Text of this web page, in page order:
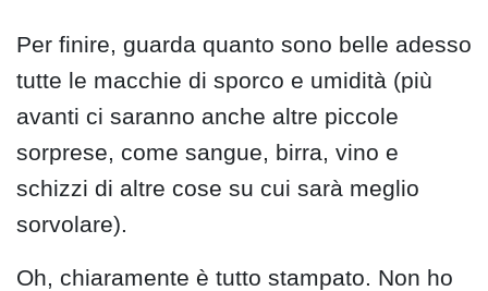
Per finire, guarda quanto sono belle adesso
tutte le macchie di sporco e umidità (più
avanti ci saranno anche altre piccole
sorprese, come sangue, birra, vino e
schizzi di altre cose su cui sarà meglio
sorvolare).
Oh, chiaramente è tutto stampato. Non ho